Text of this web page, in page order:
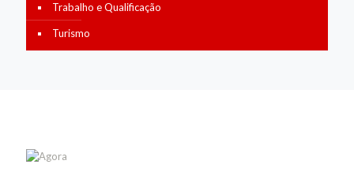
Trabalho e Qualificação
Turismo